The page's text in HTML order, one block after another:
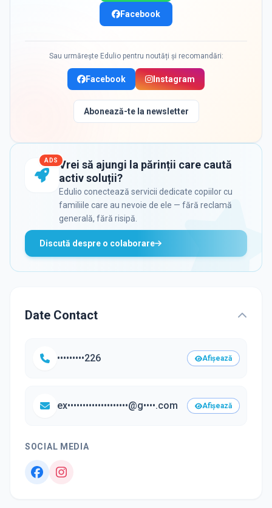
Facebook
Sau urmărește Edulio pentru noutăți și recomandări:
Facebook Instagram
Abonează-te la newsletter
ADS Vrei să ajungi la părinții care caută
activ soluții?
Edulio conectează servicii dedicate copiilor cu
familiile care au nevoie de ele — fără reclamă
generală, fără risipă.
Discută despre o colaborare
Date Contact
•••••••••226 Afișează
ex••••••••••••••••••••@g••••.com Afișează
SOCIAL MEDIA